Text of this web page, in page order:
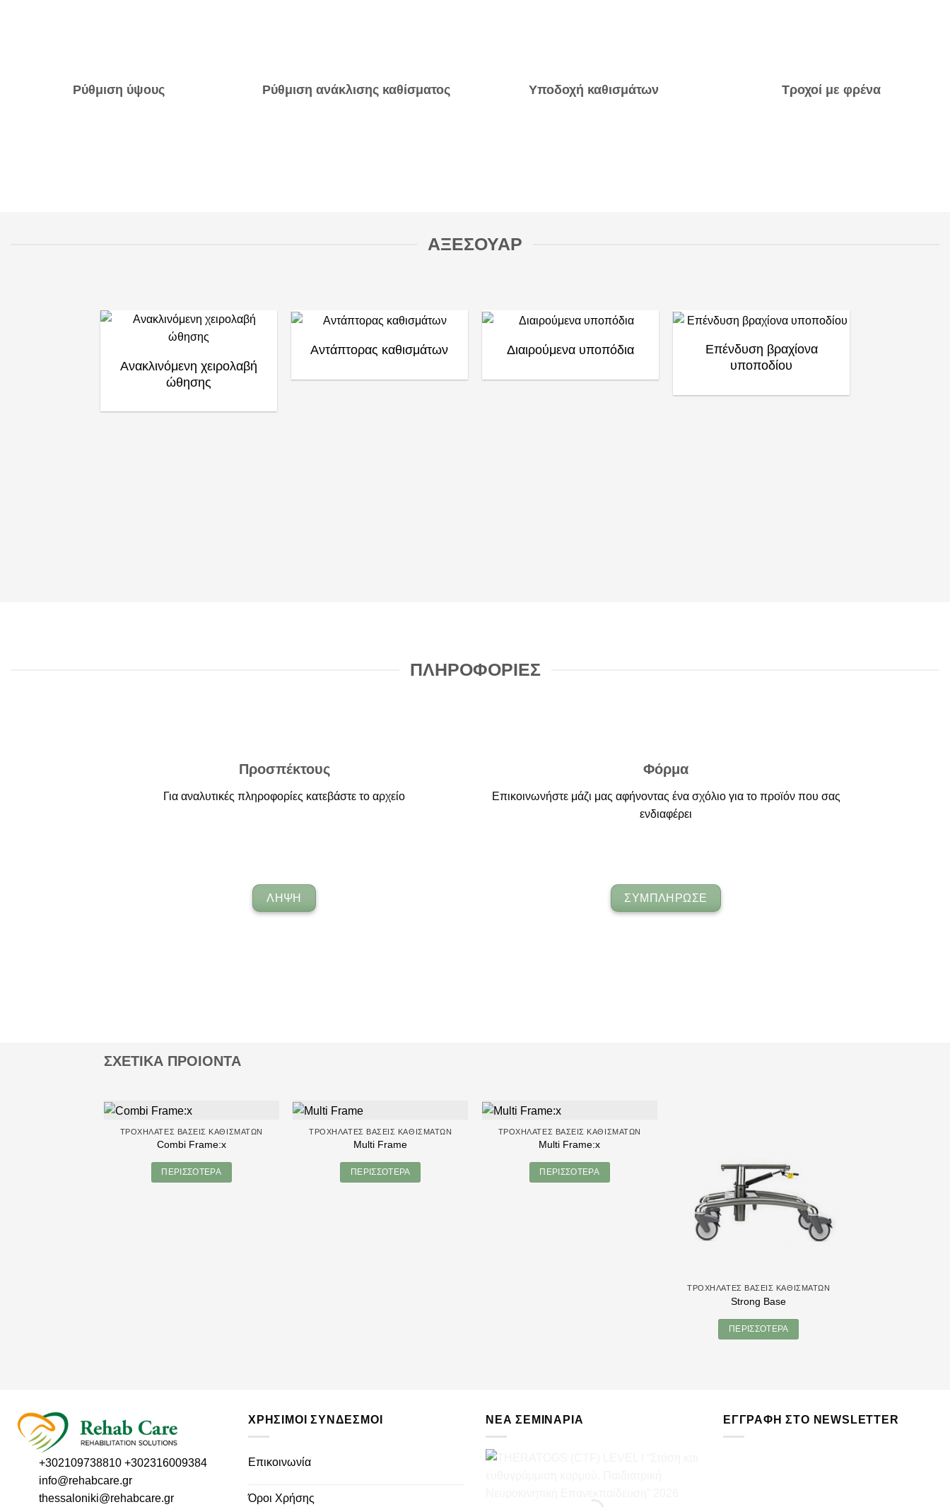
Ρύθμιση ύψους Ρύθμιση ανάκλισης καθίσματος Υποδοχή καθισμάτων Τροχοί με φρένα
ΑΞΕΣΟΥΑΡ
Ανακλινόμενη χειρολαβή
ώθησης
Αντάπτορας καθισμάτων Διαιρούμενα υποπόδια
Επένδυση βραχίονα
υποποδίου
ΠΛΗΡΟΦΟΡΙΕΣ
Προσπέκτους
Για αναλυτικές πληροφορίες κατεβάστε το αρχείο
ΛΉΨΗ
Φόρμα
Επικοινωνήστε μάζι μας αφήνοντας ένα σχόλιο για το προϊόν που σας
ενδιαφέρει
ΣΥΜΠΛΗΡΩΣΕ
ΣΧΕΤΙΚΑ ΠΡΟΙΟΝΤΑ
ΤΡΟΧΉΛΑΤΕΣ ΒΆΣΕΙΣ ΚΑΘΙΣΜΆΤΩΝ
Combi Frame:x
ΠΕΡΙΣΣΌΤΕΡΑ
ΤΡΟΧΉΛΑΤΕΣ ΒΆΣΕΙΣ ΚΑΘΙΣΜΆΤΩΝ
Multi Frame
ΠΕΡΙΣΣΌΤΕΡΑ
ΤΡΟΧΉΛΑΤΕΣ ΒΆΣΕΙΣ ΚΑΘΙΣΜΆΤΩΝ
Multi Frame:x
ΠΕΡΙΣΣΌΤΕΡΑ
ΤΡΟΧΉΛΑΤΕΣ ΒΆΣΕΙΣ ΚΑΘΙΣΜΆΤΩΝ
Strong Base
ΠΕΡΙΣΣΌΤΕΡΑ
+302109738810 +302316009384
info@rehabcare.gr
thessaloniki@rehabcare.gr
ΧΡΗΣΙΜΟΙ ΣΥΝΔΕΣΜΟΙ
Επικοινωνία
Όροι Χρήσης
ΝΈΑ ΣΕΜΙΝΆΡΙΑ ΕΓΓΡΑΦΉ ΣΤΟ NEWSLETTER